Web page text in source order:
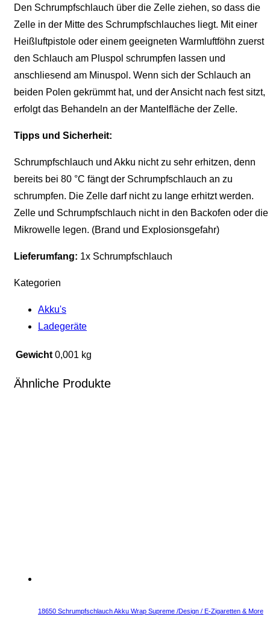
Den Schrumpfschlauch über die Zelle ziehen, so dass die
Zelle in der Mitte des Schrumpfschlauches liegt. Mit einer
Heißluftpistole oder einem geeigneten Warmluftföhn zuerst
den Schlauch am Pluspol schrumpfen lassen und
anschliesend am Minuspol. Wenn sich der Schlauch an
beiden Polen gekrümmt hat, und der Ansicht nach fest sitzt,
erfolgt das Behandeln an der Mantelfläche der Zelle.
Tipps und Sicherheit:
Schrumpfschlauch und Akku nicht zu sehr erhitzen, denn
bereits bei 80 °C fängt der Schrumpfschlauch an zu
schrumpfen. Die Zelle darf nicht zu lange erhitzt werden.
Zelle und Schrumpfschlauch nicht in den Backofen oder die
Mikrowelle legen. (Brand und Explosionsgefahr)
Lieferumfang: 1x Schrumpfschlauch
Kategorien
Akku's
Ladegeräte
Gewicht 0,001 kg
Ähnliche Produkte
18650 Schrumpfschlauch Akku Wrap Supreme /Design / E-Zigaretten & More